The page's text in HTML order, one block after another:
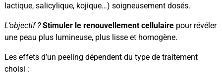
lactique, salicylique, kojique…) soigneusement dosés.
L’objectif ? Stimuler le renouvellement cellulairepour révéler
une peau plus lumineuse, plus lisse et homogène.
Les effets d’un peeling dépendent du type de traitement
choisi :